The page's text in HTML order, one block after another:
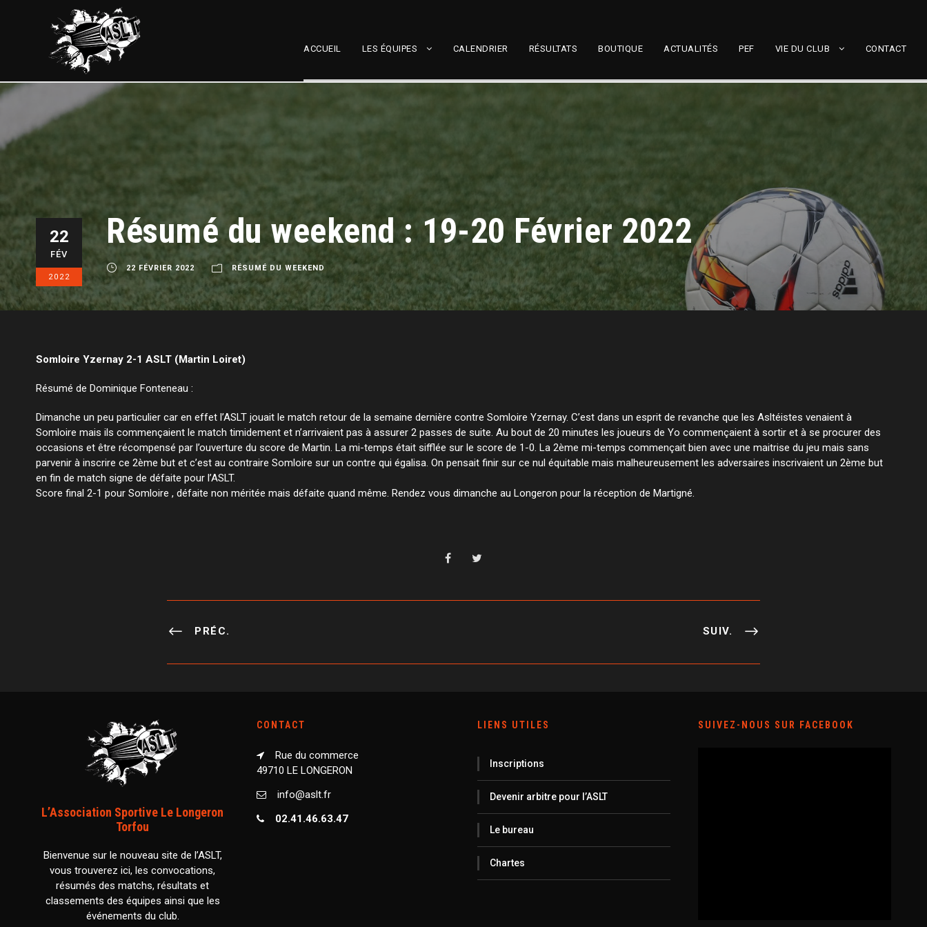
ACCUEIL LES ÉQUIPES CALENDRIER RÉSULTATS BOUTIQUE ACTUALITÉS PEF VIE DU CLUB CONTACT
22
FÉV
2022
Résumé du weekend : 19-20 Février 2022
22 FÉVRIER 2022 RÉSUMÉ DU WEEKEND
Somloire Yzernay 2-1 ASLT (Martin Loiret)
Résumé de Dominique Fonteneau :
Dimanche un peu particulier car en effet l’ASLT jouait le match retour de la semaine dernière contre Somloire Yzernay. C’est dans un esprit de revanche que les Asltéistes venaient à
Somloire mais ils commençaient le match timidement et n’arrivaient pas à assurer 2 passes de suite. Au bout de 20 minutes les joueurs de Yo commençaient à sortir et à se procurer des
occasions et être récompensé par l’ouverture du score de Martin. La mi-temps était sifflée sur le score de 1-0. La 2ème mi-temps commençait bien avec une maitrise du jeu mais sans
parvenir à inscrire ce 2ème but et c’est au contraire Somloire sur un contre qui égalisa. On pensait finir sur ce nul équitable mais malheureusement les adversaires inscrivaient un 2ème but
en fin de match signe de défaite pour l’ASLT.
Score final 2-1 pour Somloire , défaite non méritée mais défaite quand même. Rendez vous dimanche au Longeron pour la réception de Martigné.
PRÉC. SUIV.
L’Association Sportive Le Longeron
Torfou
Bienvenue sur le nouveau site de l’ASLT,
vous trouverez ici, les convocations,
résumés des matchs, résultats et
classements des équipes ainsi que les
événements du club.
CONTACT
Rue du commerce
49710 LE LONGERON
info@aslt.fr
02.41.46.63.47
LIENS UTILES
Inscriptions
Devenir arbitre pour l’ASLT
Le bureau
Chartes
SUIVEZ-NOUS SUR FACEBOOK